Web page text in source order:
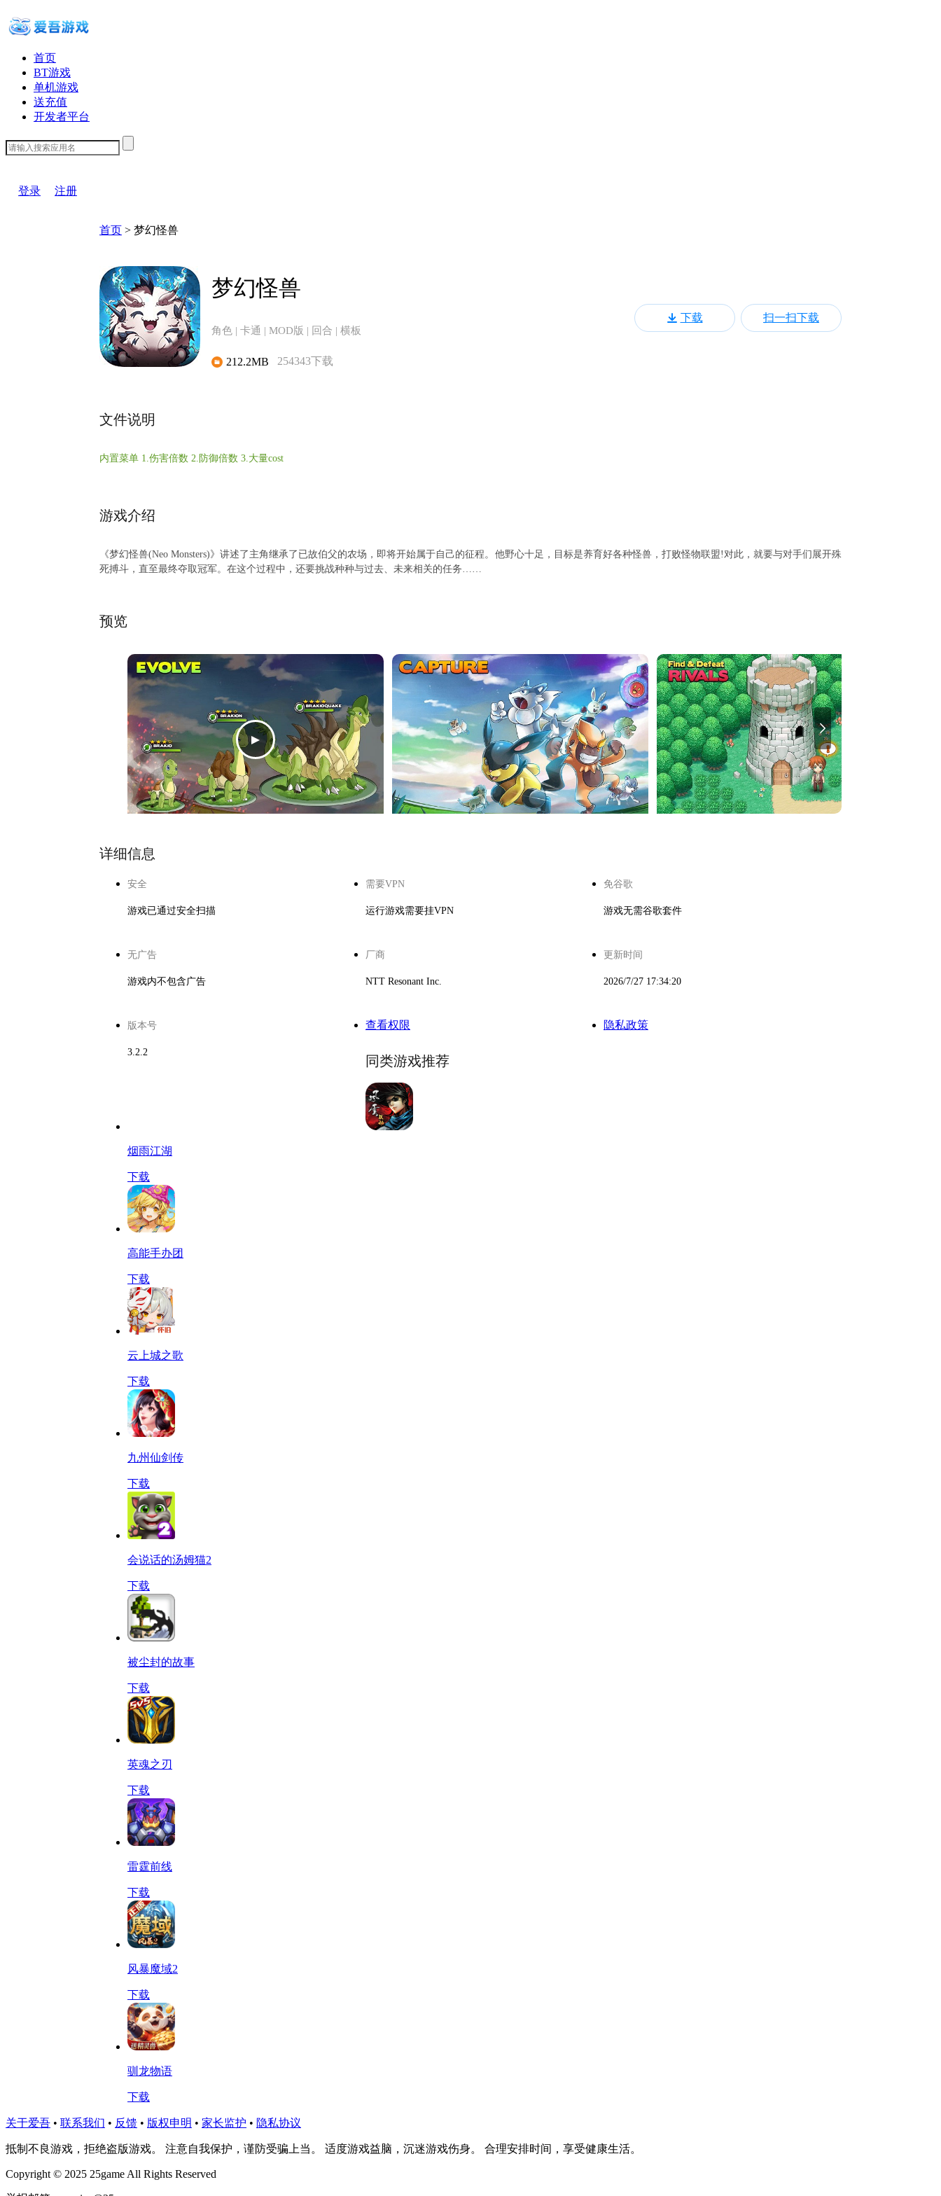
首页
BT游戏
单机游戏
送充值
开发者平台
登录 注册
首页 > 梦幻怪兽
梦幻怪兽
角色 | 卡通 | MOD版 | 回合 | 横板
212.2MB 254343下载
下载 扫一扫下载
文件说明
内置菜单 1.伤害倍数 2.防御倍数 3.大量cost
游戏介绍
《梦幻怪兽(Neo Monsters)》讲述了主角继承了已故伯父的农场，即将开始属于自己的征程。他野心十足，目标是养育好各种怪兽，打败怪物联盟!对此，就要与对手们展开殊
死搏斗，直至最终夺取冠军。在这个过程中，还要挑战种种与过去、未来相关的任务……
预览
详细信息
安全
游戏已通过安全扫描
需要VPN
运行游戏需要挂VPN
免谷歌
游戏无需谷歌套件
无广告
游戏内不包含广告
厂商
NTT Resonant Inc.
更新时间
2026/7/27 17:34:20
版本号
3.2.2
查看权限 隐私政策
同类游戏推荐
烟雨江湖
下载
高能手办团
下载
云上城之歌
下载
九州仙剑传
下载
会说话的汤姆猫2
下载
被尘封的故事
下载
英魂之刃
下载
雷霆前线
下载
风暴魔域2
下载
驯龙物语
下载
关于爱吾 • 联系我们 • 反馈 • 版权申明 • 家长监护 • 隐私协议
抵制不良游戏，拒绝盗版游戏。 注意自我保护，谨防受骗上当。 适度游戏益脑，沉迷游戏伤身。 合理安排时间，享受健康生活。
Copyright © 2025 25game All Rights Reserved